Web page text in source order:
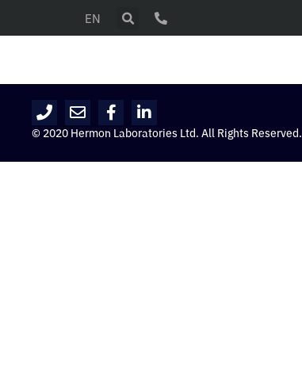
EN
© 2020 Hermon Laboratories Ltd. All Rights Reserved.